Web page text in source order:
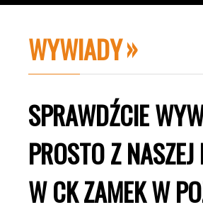
WYWIADY
SPRAWDŹCIE
PROSTO Z
W CK ZAMEK W